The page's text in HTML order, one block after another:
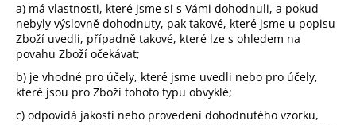
a) má vlastnosti, které jsme si s Vámi dohodnuli, a pokud
nebyly výslovně dohodnuty, pak takové, které jsme u popisu
Zboží uvedli, případně takové, které lze s ohledem na
povahu Zboží očekávat;
b) je vhodné pro účely, které jsme uvedli nebo pro účely,
které jsou pro Zboží tohoto typu obvyklé;
c) odpovídá jakosti nebo provedení dohodnutého vzorku,